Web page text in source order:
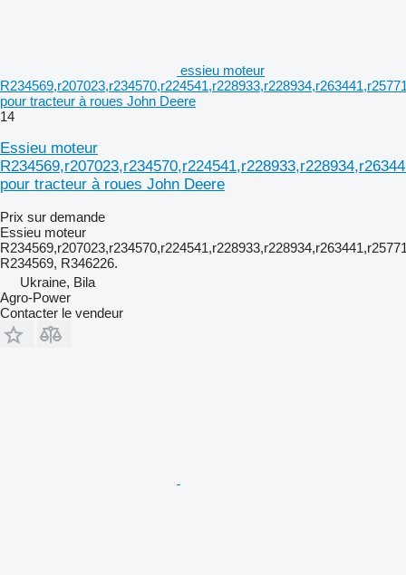
essieu moteur
pour tracteur à roues John Deere
14
Essieu moteur
pour tracteur à roues John Deere
Prix sur demande
Essieu moteur
R234569, R346226.
Ukraine, Bila
Agro-Power
Contacter le vendeur